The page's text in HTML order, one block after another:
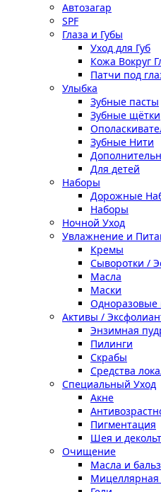
Автозагар
SPF
Глаза и Губы
Уход для Губ
Кожа Вокруг
Патчи под
Улыбка
Зубные пасты
Зубные щётки
Зубные Нити
Для детей
Наборы
Дорожные
Наборы
Ночной Уход
Увлажнение и
Кремы
Сыворотки /
Масла
Маски
Одноразовые
Активы /
Энзимная
Пилинги
Скрабы
Средства
Специальный Уход
Акне
Пигментация
Шея и
Очищение
Масла и
Мицеллярная